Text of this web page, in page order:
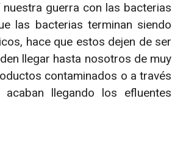
guerra con las bacterias
las bacterias terminan siendo
hace que estos dejen de ser
llegar hasta nosotros de muy
contaminados o a través
llegando los efluentes